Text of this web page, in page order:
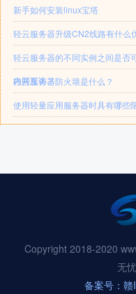
新手如何安装linux宝塔
轻云服务器升级CN2线路有什么
轻云服务器的不同实例之间是否
内网互访？
轻云服务器防火墙是什么？
使用轻量应用服务器时具有哪些
Copyright 2018-2020
无
备案号：